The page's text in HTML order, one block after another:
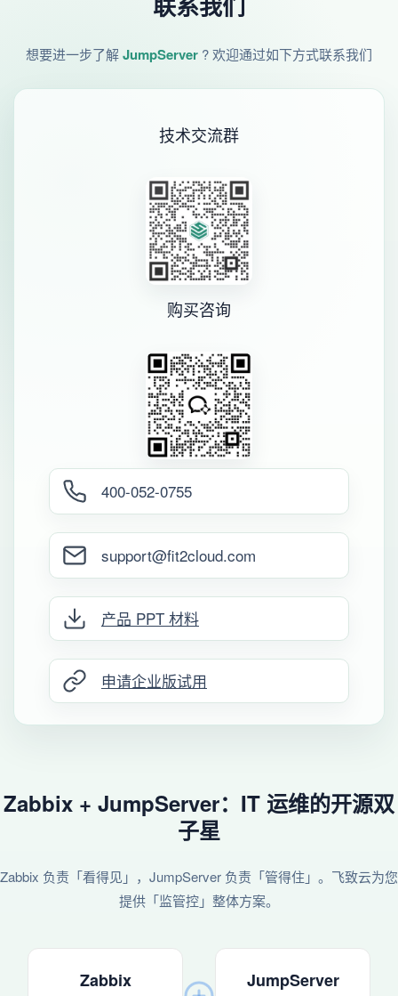
想要进一步了解JumpServer ? 欢迎通过如下方式联系我们
技术交流群
购买咨询
400-052-0755
support@fit2cloud.com
产品 PPT 材料
申请企业版试用
Zabbix + JumpServer：IT 运维的开源双
子星
Zabbix 负责「看得见」，JumpServer 负责「管得住」。飞致云为您
提供「监管控」整体方案。
Zabbix JumpServer